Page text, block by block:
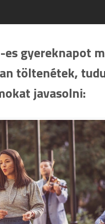
es gyereknapot
töltenétek,
javasolni: